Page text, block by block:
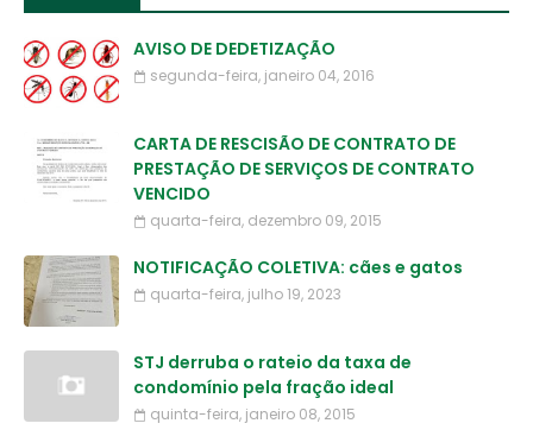
AVISO DE DEDETIZAÇÃO
segunda-feira, janeiro 04, 2016
CARTA DE RESCISÃO DE CONTRATO DE
PRESTAÇÃO DE SERVIÇOS DE CONTRATO
VENCIDO
quarta-feira, dezembro 09, 2015
NOTIFICAÇÃO COLETIVA: cães e gatos
quarta-feira, julho 19, 2023
STJ derruba o rateio da taxa de
condomínio pela fração ideal
quinta-feira, janeiro 08, 2015